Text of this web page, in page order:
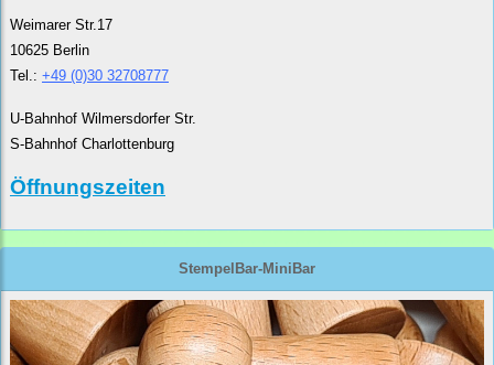
Weimarer Str.17
10625 Berlin
Tel.: +49 (0)30 32708777
U-Bahnhof Wilmersdorfer Str.
S-Bahnhof Charlottenburg
Öffnungszeiten
StempelBar-MiniBar